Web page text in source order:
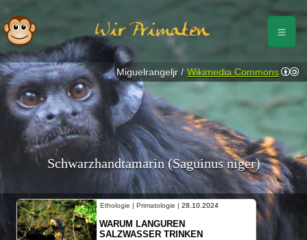
Wir Primaten
Schwarzhandtamarin (Saguinus niger)
Ethologie | Primatologie |28.10.2024
WARUM LANGUREN
SALZWASSER TRINKEN
Miguelrangeljr / Wikimedia Commons